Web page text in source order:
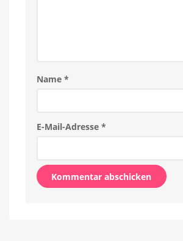
Name *
E-Mail-Adresse *